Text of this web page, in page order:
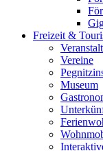
Freizeit &
Vereine
Museum